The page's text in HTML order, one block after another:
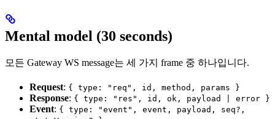
Mental model (30 seconds)
모든 Gateway WS message는 세 가지 frame 중 하나입니다.
Request: { type: "req", id, method, params }
Response: { type: "res", id, ok, payload | error }
Event: { type: "event", event, payload, seq?,